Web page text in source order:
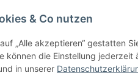
USt., zzgl.Versand
& Co nutzen
„Alle akzeptieren“ gestatten
können die Einstellung
in unserer